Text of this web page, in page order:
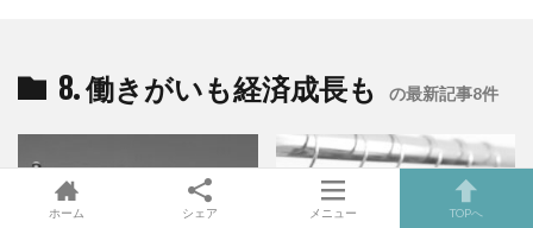
8. 働きがいも経済成長も の最新記事8件
ホーム シェア メニュー TOPへ